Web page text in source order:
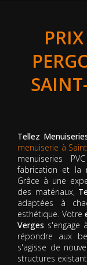
Tellez
menuiserie à
menuiseries
fabrication et la
Grâce à une
des matériaux,
adaptées à
esthétique. Votre
Verges s'engage
répondre aux
s'agisse de
structures